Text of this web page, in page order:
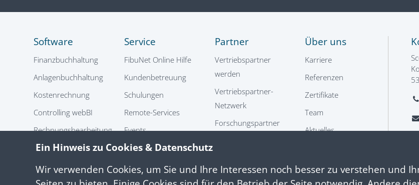
Software
Finanzbuchhaltung
Anlagenbuchhaltung
Kostenrechnung
Controlling webBI
Rechnungsbearbeitung
webIC
FibuNet Cloud
Service
FibuNet Online Hilfe
Kundenbetreuung
Schulungen
Remote-Services
Events
Infothek
Integration
Partner
Vertriebspartner
werden
Vertriebspartner-
Netzwerk
Forschungspartner
Über uns
Karriere
Referenzen
Zertifikate
Team
Aktuelles
Karriere
Ein Hinweis zu Cookies & Datenschutz
Wir verwenden Cookies, um Sie und Ihre Interessen noch besser zu verstehen und